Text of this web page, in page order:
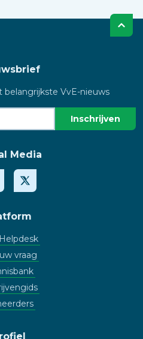
belangrijkste VvE-nieuws
Media
vraag